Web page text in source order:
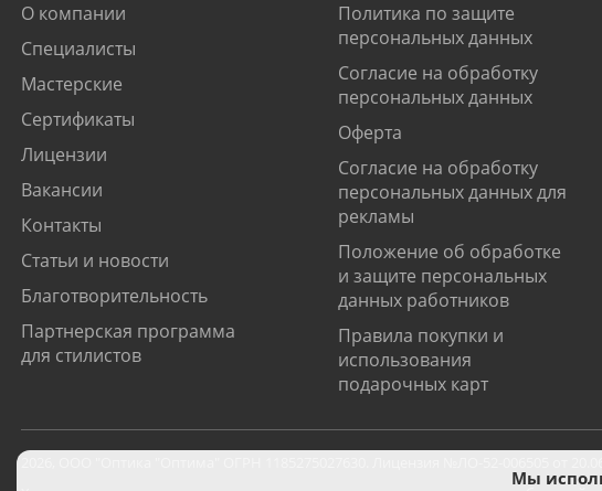
О компании
Специалисты
Мастерские
Сертификаты
Лицензии
Вакансии
Контакты
Статьи и новости
Благотворительность
Партнерская программа
для стилистов
Политика по защите
персональных данных
Согласие на обработку
персональных данных
Оферта
Согласие на обработку
персональных данных для
рекламы
Положение об обработке
и защите персональных
данных работников
Правила покупки и
использования
подарочных карт
Мы